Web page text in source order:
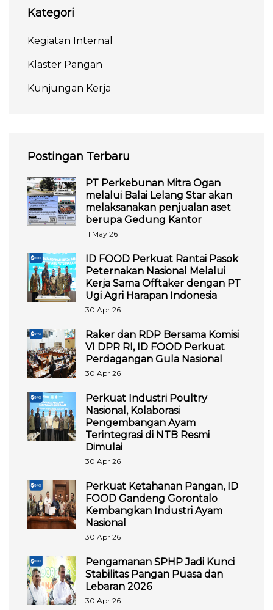
Kategori
Kegiatan Internal
Klaster Pangan
Kunjungan Kerja
Postingan Terbaru
PT Perkebunan Mitra Ogan
melalui Balai Lelang Star akan
melaksanakan penjualan aset
berupa Gedung Kantor
11 May 26
ID FOOD Perkuat Rantai Pasok
Peternakan Nasional Melalui
Kerja Sama Offtaker dengan PT
Ugi Agri Harapan Indonesia
30 Apr 26
Raker dan RDP Bersama Komisi
VI DPR RI, ID FOOD Perkuat
Perdagangan Gula Nasional
30 Apr 26
Perkuat Industri Poultry
Nasional, Kolaborasi
Pengembangan Ayam
Terintegrasi di NTB Resmi
Dimulai
30 Apr 26
Perkuat Ketahanan Pangan, ID
FOOD Gandeng Gorontalo
Kembangkan Industri Ayam
Nasional
30 Apr 26
Pengamanan SPHP Jadi Kunci
Stabilitas Pangan Puasa dan
Lebaran 2026
30 Apr 26